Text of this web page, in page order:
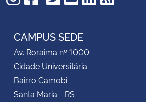
Instagram
Facebook
TikTok
Twitter
YouTube
LinkedIn
RSS
CAMPUS SEDE
Av. Roraima nº 1000
Cidade Universitária
Bairro Camobi
Santa Maria - RS